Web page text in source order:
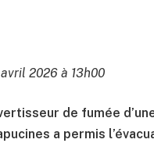
2026 à 13h00
de fumée
a permis